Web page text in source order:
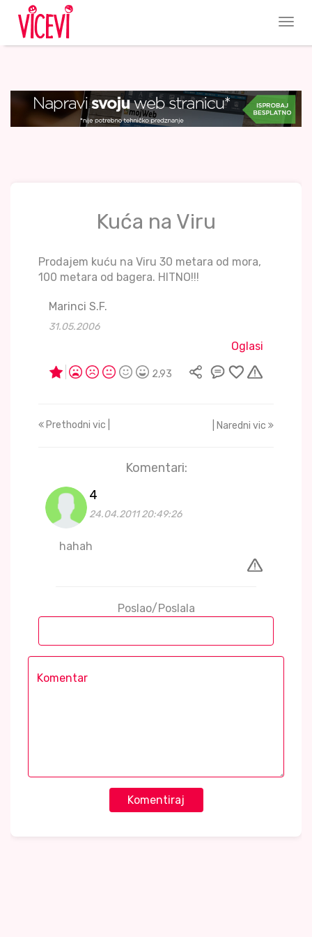
Kuća na Viru
Prodajem kuću na Viru 30 metara od mora,
100 metara od bagera. HITNO!!!
Marinci S.F.
31.05.2006
Oglasi
2,93
Prethodni vic | | Naredni vic
Komentari:
4
24.04.2011 20:49:26
hahah
Poslao/Poslala
Komentiraj